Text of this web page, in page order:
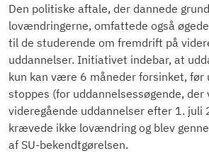
Den politiske aftale, der dannede
lovændringerne, omfattede også
til de studerende om fremdrift på
uddannelser. Initiativet indebar, at
kun kan være 6 måneder forsinket, før
stoppes (for uddannelsessøgende, der
videregående uddannelser efter 1.
krævede ikke lovændring og blev
af SU-bekendtgørelsen.